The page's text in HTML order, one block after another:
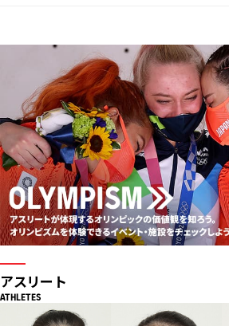
アスリート
ATHLETES